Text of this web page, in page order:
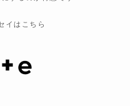
イはこちら